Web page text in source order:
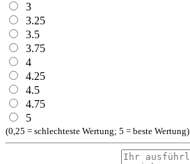
3
3.25
3.5
3.75
4
4.25
4.5
4.75
5
(0,25 = schlechteste Wertung; 5 = beste Wertung)